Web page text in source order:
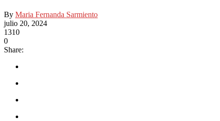
By Maria Fernanda Sarmiento
julio 20, 2024
1310
0
Share: